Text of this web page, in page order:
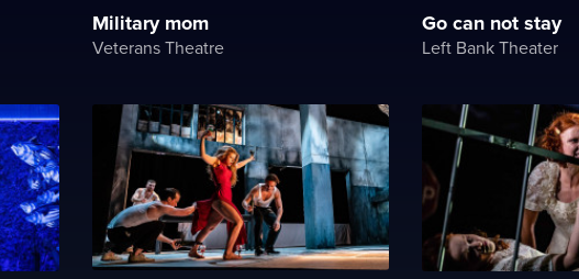
Military mom
Veterans Theatre
Go can not stay
Left Bank Theater